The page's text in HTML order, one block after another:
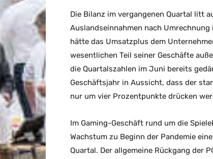
Die Bilanz im vergangenen Quartal litt
Auslandseinnahmen nach
hätte das Umsatzplus dem
wesentlichen Teil seiner Geschäfte
die Quartalszahlen im Juni bereits
Geschäftsjahr in Aussicht, dass der
nur um vier Prozentpunkte drücken
Im Gaming-Geschäft rund um die
Wachstum zu Beginn der Pandemie
Quartal. Der allgemeine Rückgang der